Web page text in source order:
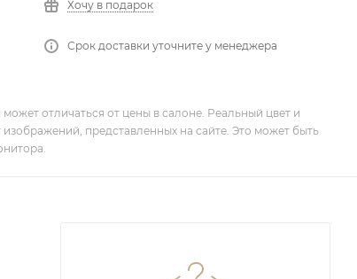
Хочу в подарок
Срок доставки уточните у менеджера
отличаться от цены в салоне. Реальный цвет и
изображений, представленных на сайте. Это может быть